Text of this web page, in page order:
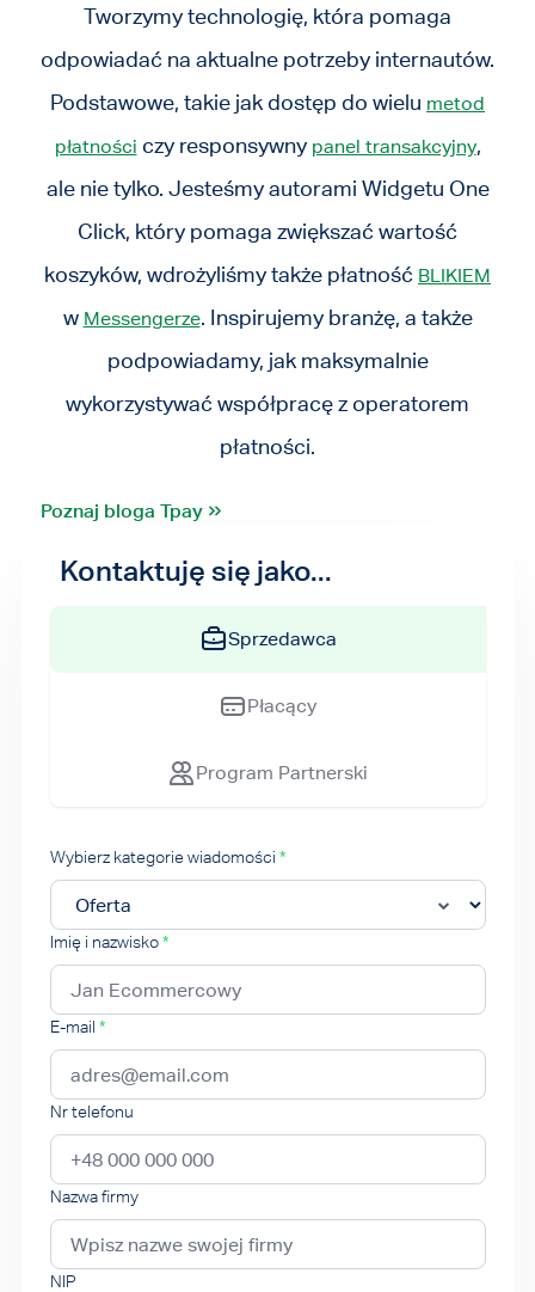
Tworzymy technologię, która pomaga
odpowiadać na aktualne potrzeby internautów.
Podstawowe, takie jak dostęp do wielu metod
płatności czy responsywny panel transakcyjny,
ale nie tylko. Jesteśmy autorami Widgetu One
Click, który pomaga zwiększać wartość
koszyków, wdrożyliśmy także płatność BLIKIEM
w Messengerze. Inspirujemy branżę, a także
podpowiadamy, jak maksymalnie
wykorzystywać współpracę z operatorem
płatności.
Poznaj bloga Tpay
Kontaktuję się jako...
Sprzedawca
Płacący
Program Partnerski
Wybierz kategorie wiadomości *
Imię i nazwisko*
E-mail *
Nr telefonu
Nazwa firmy
NIP